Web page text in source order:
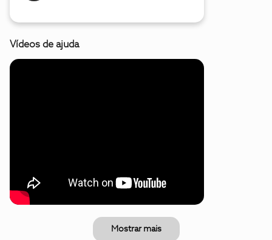
Vídeos de ajuda
Mostrar mais